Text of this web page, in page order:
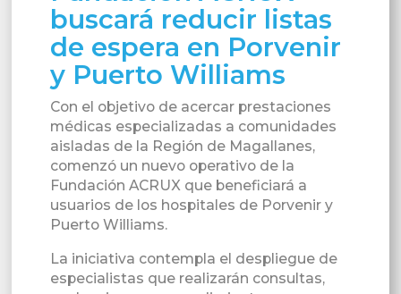
buscará reducir listas
de espera en Porvenir
y Puerto Williams
Con el objetivo de acercar prestaciones
médicas especializadas a comunidades
aisladas de la Región de Magallanes,
comenzó un nuevo operativo de la
Fundación ACRUX que beneficiará a
usuarios de los hospitales de Porvenir y
Puerto Williams.
La iniciativa contempla el despliegue de
especialistas que realizarán consultas,